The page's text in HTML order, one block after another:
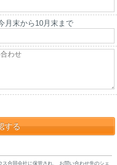
月末から10月末まで
合同会社に保管され、 お問い合わせ先のシェ